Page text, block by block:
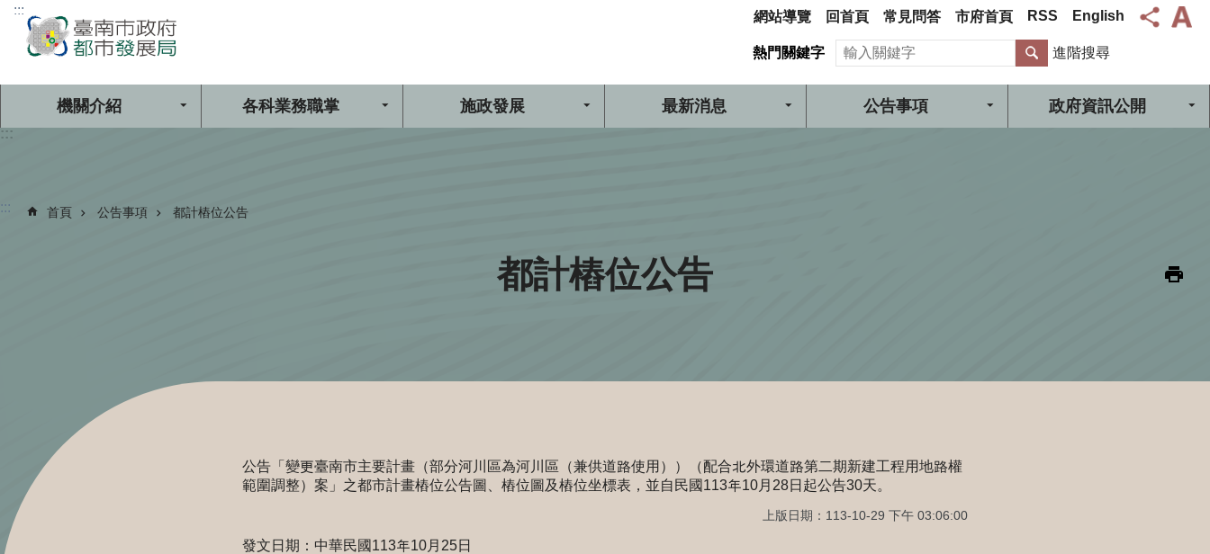
跳到主要內容區塊
::: 網站導覽 回首頁 常見問答 市府首頁 RSS English
:::
機關介紹 各科業務職掌 施政發展 最新消息 公告事項 政府資訊公開
熱門關鍵字 搜尋 進階搜尋
::: 首頁 公告事項 都計樁位公告
都計樁位公告
公告「變更臺南市主要計畫（部分河川區為河川區（兼供道路使用））（配合北外環道路第二期新建工程用地路權
範圍調整）案」之都市計畫樁位公告圖、樁位圖及樁位坐標表，並自民國113年10月28日起公告30天。
上版日期：113-10-29 下午 03:06:00
發文日期：中華民國113年10月25日